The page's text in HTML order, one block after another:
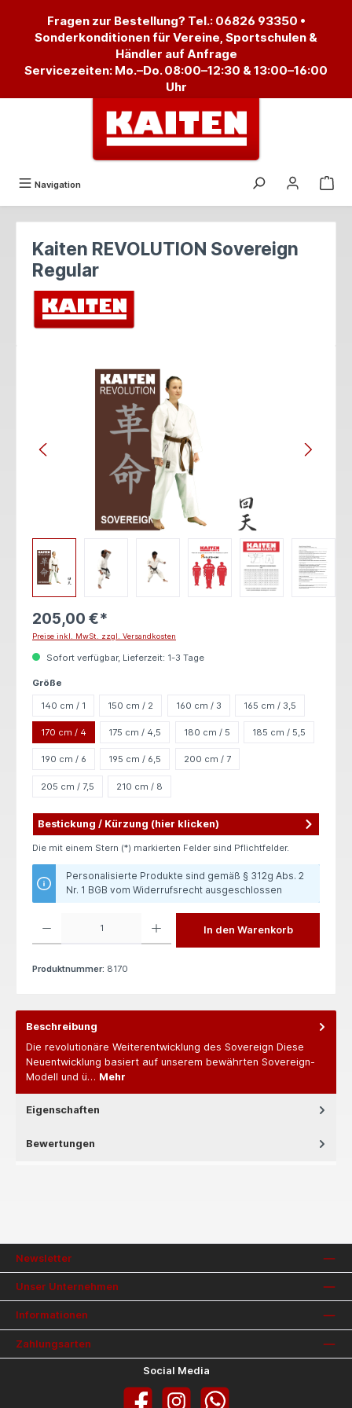
Fragen zur Bestellung? Tel.: 06826 93350 •
Sonderkonditionen für Vereine, Sportschulen &
Händler auf Anfrage
Servicezeiten: Mo.–Do. 08:00–12:30 & 13:00–16:00
Uhr
Navigation
Kaiten REVOLUTION Sovereign
Regular
Bildergalerie überspringen
205,00 €*
Preise inkl. MwSt. zzgl. Versandkosten
Sofort verfügbar, Lieferzeit: 1-3 Tage
Größe
140 cm / 1 150 cm / 2 160 cm / 3 165 cm / 3,5
170 cm / 4 175 cm / 4,5 180 cm / 5 185 cm / 5,5
190 cm / 6 195 cm / 6,5 200 cm / 7
205 cm / 7,5 210 cm / 8
Bestickung / Kürzung (hier klicken)
Die mit einem Stern (*) markierten Felder sind Pflichtfelder.
Personalisierte Produkte sind gemäß § 312g Abs. 2
Nr. 1 BGB vom Widerrufsrecht ausgeschlossen
In den Warenkorb
Produktnummer: 8170
Beschreibung
Die revolutionäre Weiterentwicklung des Sovereign Diese
Neuentwicklung basiert auf unserem bewährten Sovereign-
Modell und ü… Mehr
Eigenschaften
Bewertungen
Newsletter
Unser Unternehmen
Informationen
Zahlungsarten
Social Media